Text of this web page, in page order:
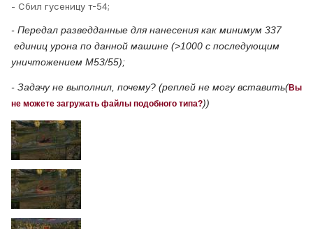
- Сбил гусеницу т-54;
- Передал разведданные для нанесения как минимум 337
единиц урона по данной машине (>1000 с последующим
уничтожением М53/55);
- Задачу не выполнил, почему? (реплей не могу вставить(Вы
не можете загружать файлы подобного типа?))